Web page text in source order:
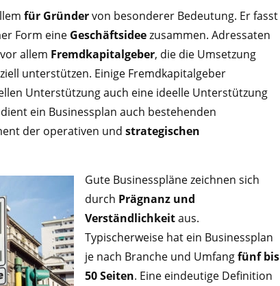
für Gründervon besonderer Bedeutung. Er fasst
Form eine Geschäftsideezusammen. Adressaten
allem Fremdkapitalgeber, die die Umsetzung
unterstützen. Einige Fremdkapitalgeber
Unterstützung auch eine ideelle Unterstützung
ein Businessplan auch bestehenden
der operativen und strategischen
Gute Businesspläne zeichnen sich
durch Prägnanz und
Verständlichkeitaus.
Typischerweise hat ein Businessplan
je nach Branche und Umfangfünf bis
50 Seiten. Eine eindeutige Definition